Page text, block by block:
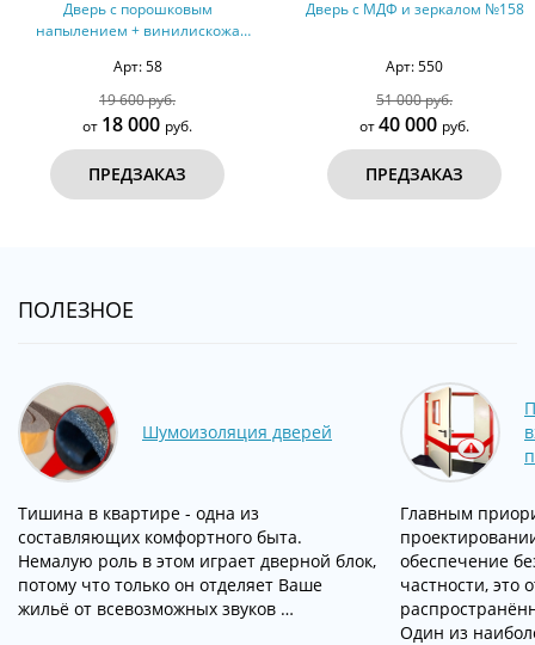
Дверь с МДФ и зеркалом №158
Арт: 550
51 000 руб.
от 40 000руб.
ПРЕДЗАКАЗ
Дверь с терморазрывом и МДФ
Арт: 338
85 000 руб.
от70 000руб.
ПРЕДЗАКАЗ
ПОЛЕЗНОЕ
Шумоизоляция дверей
Тишина в квартире - одна из
составляющих комфортного быта.
Немалую роль в этом играет дверной блок,
потому что только он отделяет Ваше
жильё от всевозможных звуков …
Главным
обеспечение
частности, это
Один из